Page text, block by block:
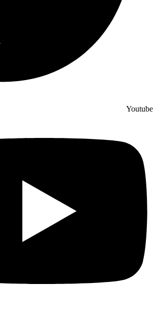
Youtube